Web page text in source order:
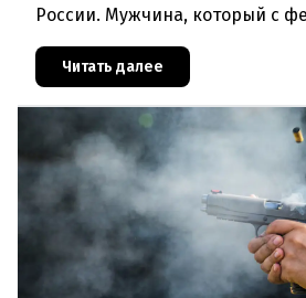
России. Мужчина, который с
под стражей, обвинялся в том,
полугода организо
Читать далее